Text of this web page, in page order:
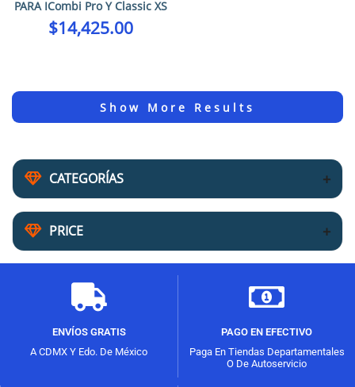
CATEGORÍAS
PRICE
PARA ICombi Pro Y Classic XS
$14,425.00
ENVÍOS GRATIS
A CDMX Y Edo. De México
PAGO EN EFECTIVO
Paga En Tiendas Departamentales
O De Autoservicio